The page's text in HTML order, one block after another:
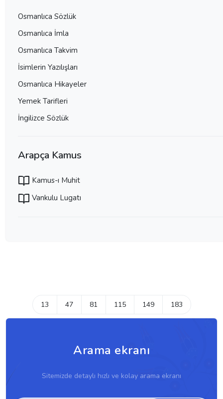
Osmanlıca Sözlük
Osmanlıca İmla
Osmanlıca Takvim
İsimlerin Yazılışları
Osmanlıca Hikayeler
Yemek Tarifleri
İngilizce Sözlük
Arapça Kamus
Kamus-ı Muhit
Vankulu Lugatı
13 47 81 115 149 183
Arama ekranı
Sitemizde detaylı hızlı ve kolay arama ekranı